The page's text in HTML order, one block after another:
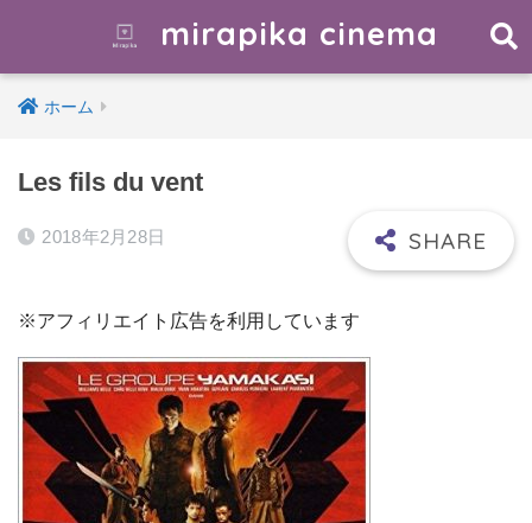
mirapika cinema
ホーム
Les fils du vent
2018年2月28日
※アフィリエイト広告を利用しています